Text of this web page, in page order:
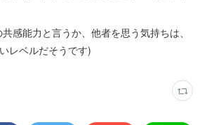
感能力と言うか、他者を思う気持ちは、
レベルだそうです)